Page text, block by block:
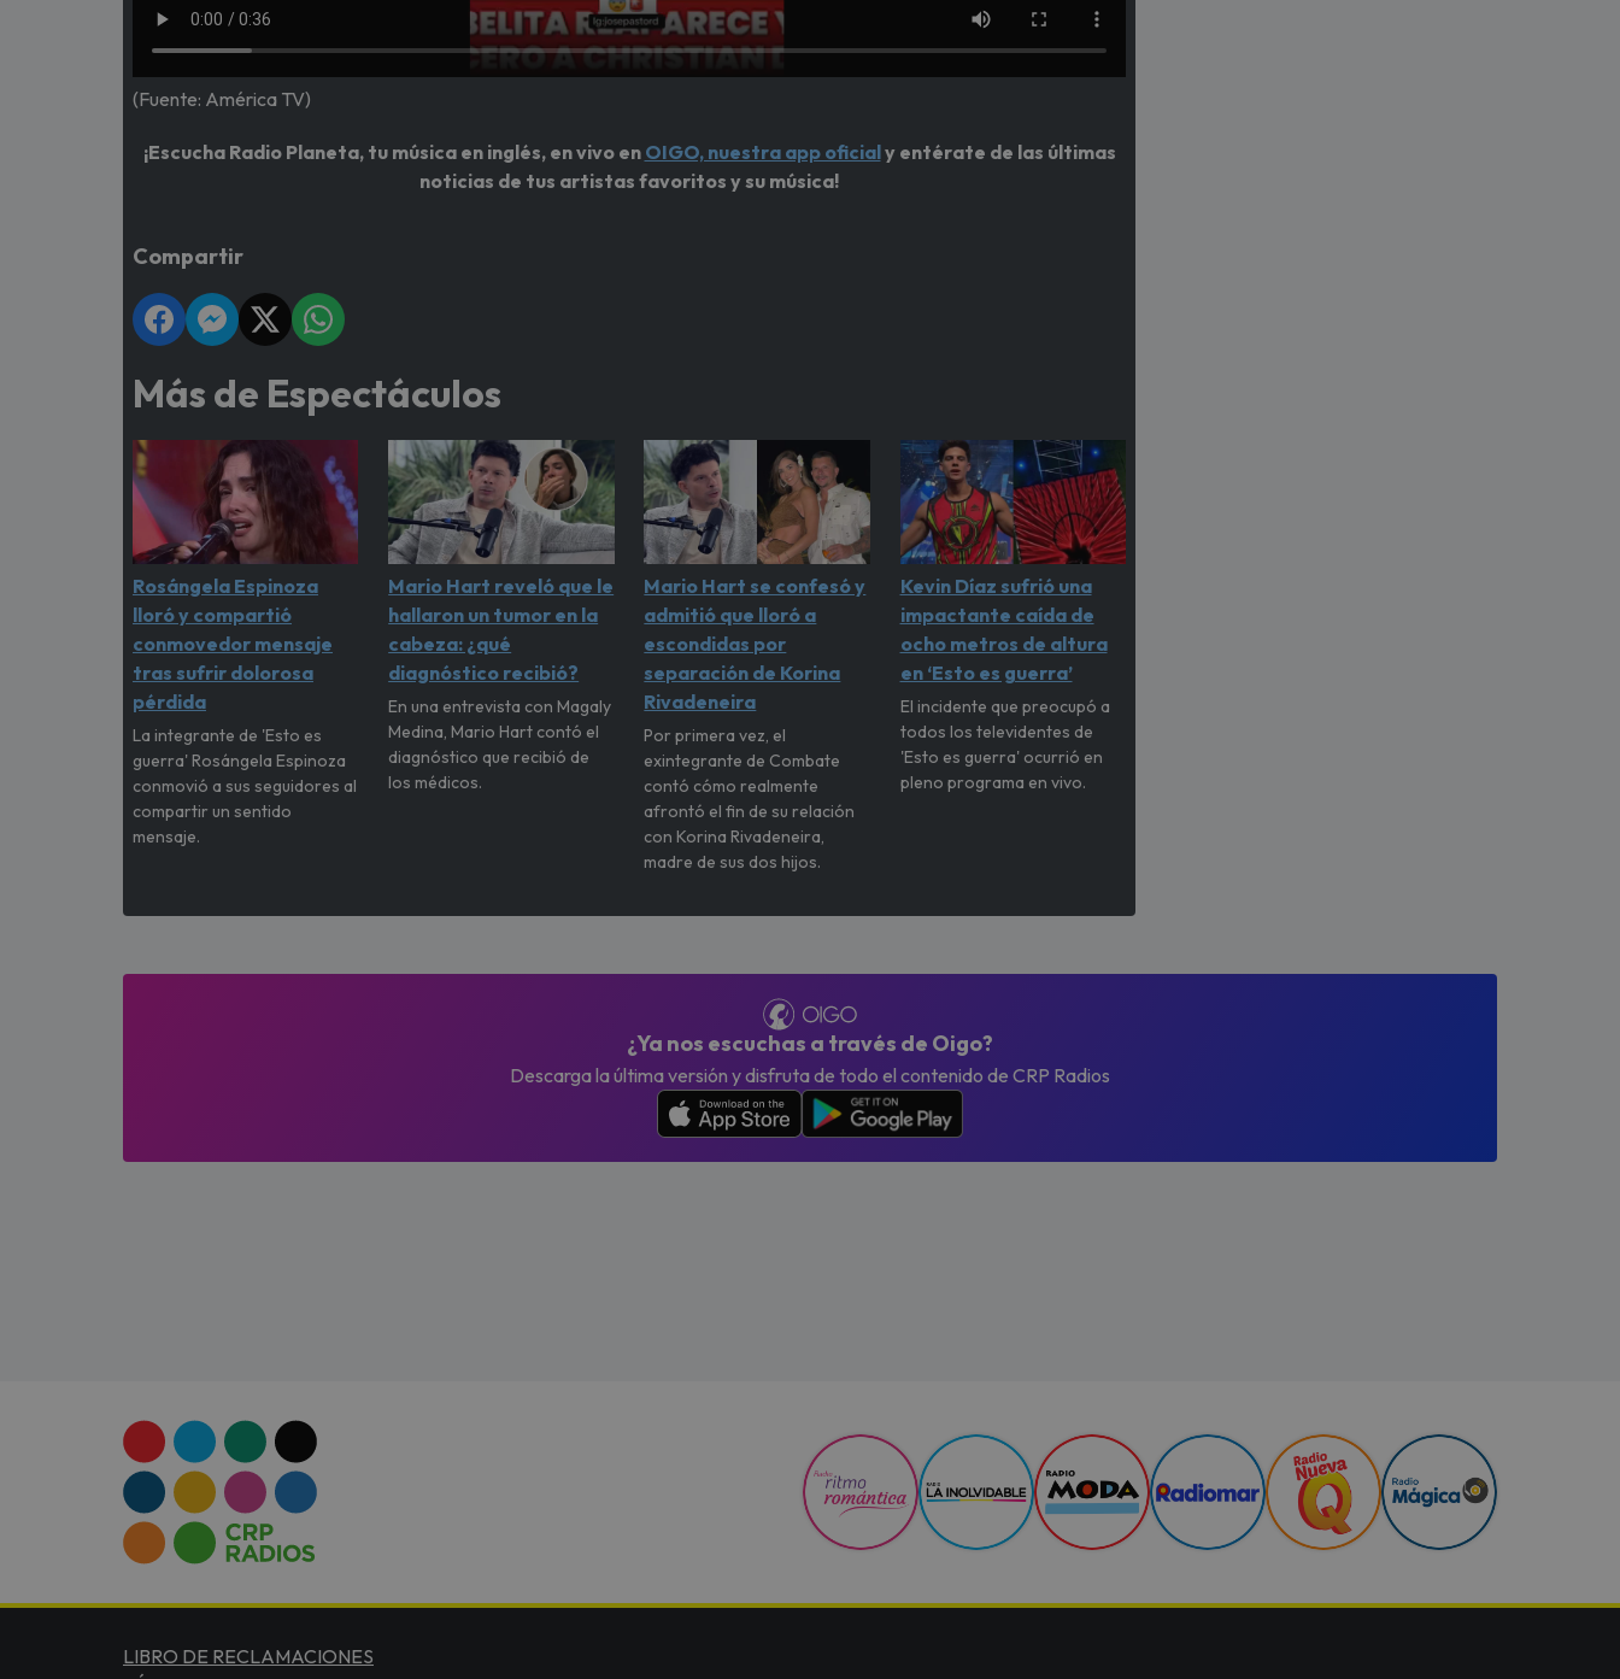
(Fuente: América TV)
¡Escucha Radio Planeta, tu música en inglés, en vivo en OIGO, nuestra app oficialy entérate de las últimas
noticias de tus artistas favoritos y su música!
Compartir
Más de Espectáculos
Rosángela Espinoza
lloró y compartió
conmovedor mensaje
tras sufrir dolorosa
pérdida
La integrante de 'Esto es
guerra' Rosángela Espinoza
conmovió a sus seguidores al
compartir un sentido
mensaje.
Mario Hart reveló que le
hallaron un tumor en la
cabeza: ¿qué
diagnóstico recibió?
En una entrevista con Magaly
Medina, Mario Hart contó el
diagnóstico que recibió de
los médicos.
Mario Hart se confesó y
admitió que lloró a
escondidas por
separación de Korina
Rivadeneira
Por primera vez, el
exintegrante de Combate
contó cómo realmente
afrontó el fin de su relación
con Korina Rivadeneira,
madre de sus dos hijos.
Kevin Díaz sufrió una
impactante caída de
ocho metros de altura
en ‘Esto es guerra’
El incidente que preocupó a
todos los televidentes de
'Esto es guerra' ocurrió en
pleno programa en vivo.
¿Ya nos escuchas a través de Oigo?
Descarga la última versión y disfruta de todo el contenido de CRP Radios
LIBRO DE RECLAMACIONES